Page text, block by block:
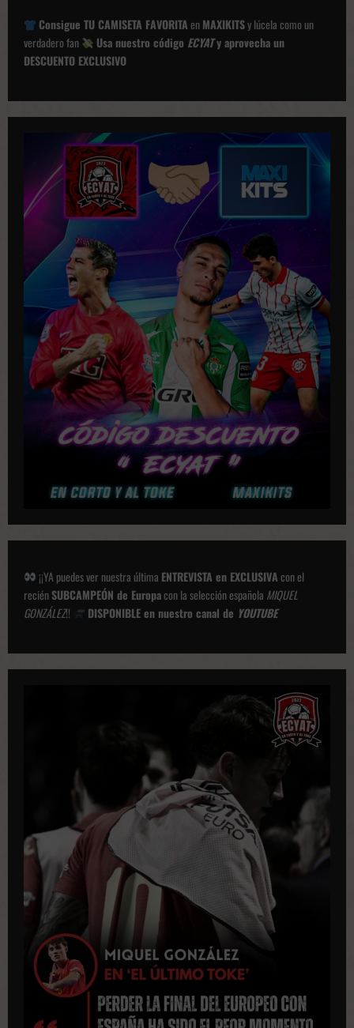
i
ó
d
u
b
c
a
o
Consigue TU CAMISETA FAVORITAenMAXIKITSy lúcela como un
verdadero fan
Usa nuestro código ECYATy aprovecha un
DESCUENTO EXCLUSIVO
¡¡YA puedes ver nuestra última ENTREVISTA en EXCLUSIVAcon el
reciénSUBCAMPEÓN de Europacon la selección española MIQUEL
GONZÁLEZ!! DISPONIBLE en nuestro canal de YOUTUBE